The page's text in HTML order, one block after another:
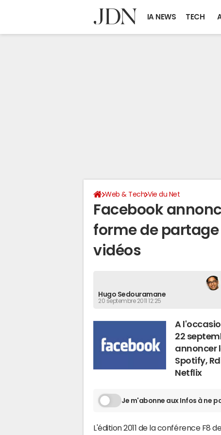
IA NEWS TECH
Web & Tech Vie du Net
Facebook
forme de
vidéos
Hugo Sedouramane
20 septembre 2011 12:25
A
22
annoncer
Spotify,
Netflix
Je m'abonne aux Infos à ne
L'édition 2011 de la conférence F8